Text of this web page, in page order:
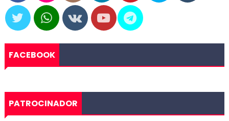
FACEBOOK
PATROCINADOR